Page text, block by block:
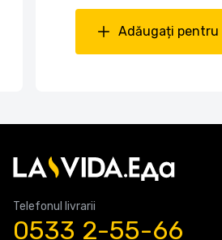
Adăugați pentru
Telefonul livrarii
0533 2-55-66